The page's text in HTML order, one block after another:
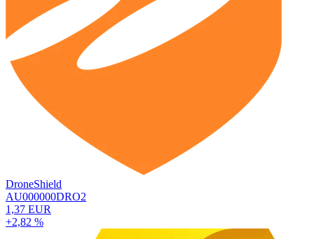
DroneShield
AU000000DRO2
1,37 EUR
+2,82 %